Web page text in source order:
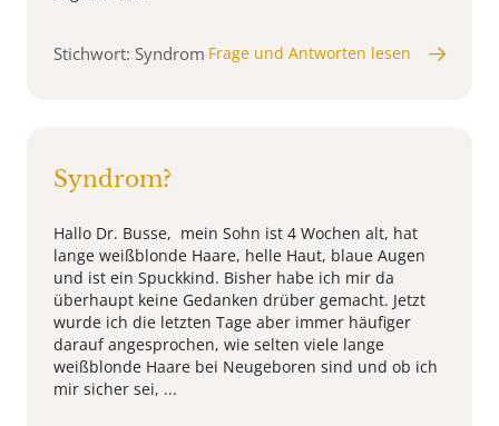
Stichwort: Syndrom Frage und Antworten lesen
Syndrom?
Hallo Dr. Busse, mein Sohn ist 4 Wochen alt, hat
lange weißblonde Haare, helle Haut, blaue Augen
und ist ein Spuckkind. Bisher habe ich mir da
überhaupt keine Gedanken drüber gemacht. Jetzt
wurde ich die letzten Tage aber immer häufiger
darauf angesprochen, wie selten viele lange
weißblonde Haare bei Neugeboren sind und ob ich
mir sicher sei, ...